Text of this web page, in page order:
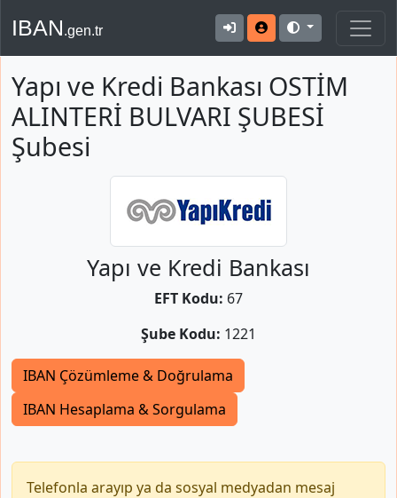
IBAN.gen.tr
Yapı ve Kredi Bankası OSTİM
ALINTERİ BULVARI ŞUBESİ
Şubesi
Yapı ve Kredi Bankası
EFT Kodu: 67
Şube Kodu: 1221
IBAN Çözümleme & Doğrulama
IBAN Hesaplama & Sorgulama
Telefonla arayıp ya da sosyal medyadan mesaj